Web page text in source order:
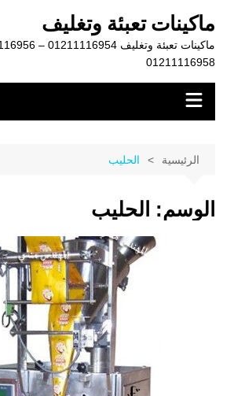
المحتوى
ماكينات تعبئة وتغليف
01211116958
الرئيسية الحليب
الوسم: الحليب